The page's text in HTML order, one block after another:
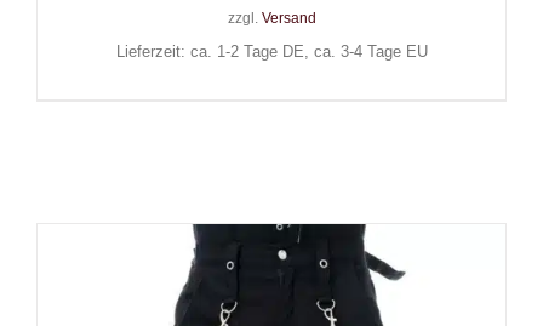
zzgl. Versand
Lieferzeit: ca. 1-2 Tage DE, ca. 3-4 Tage EU